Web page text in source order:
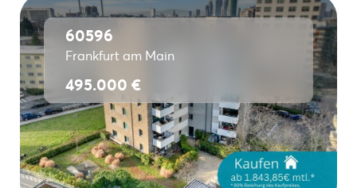
60596
Frankfurt am Main
495.000 €